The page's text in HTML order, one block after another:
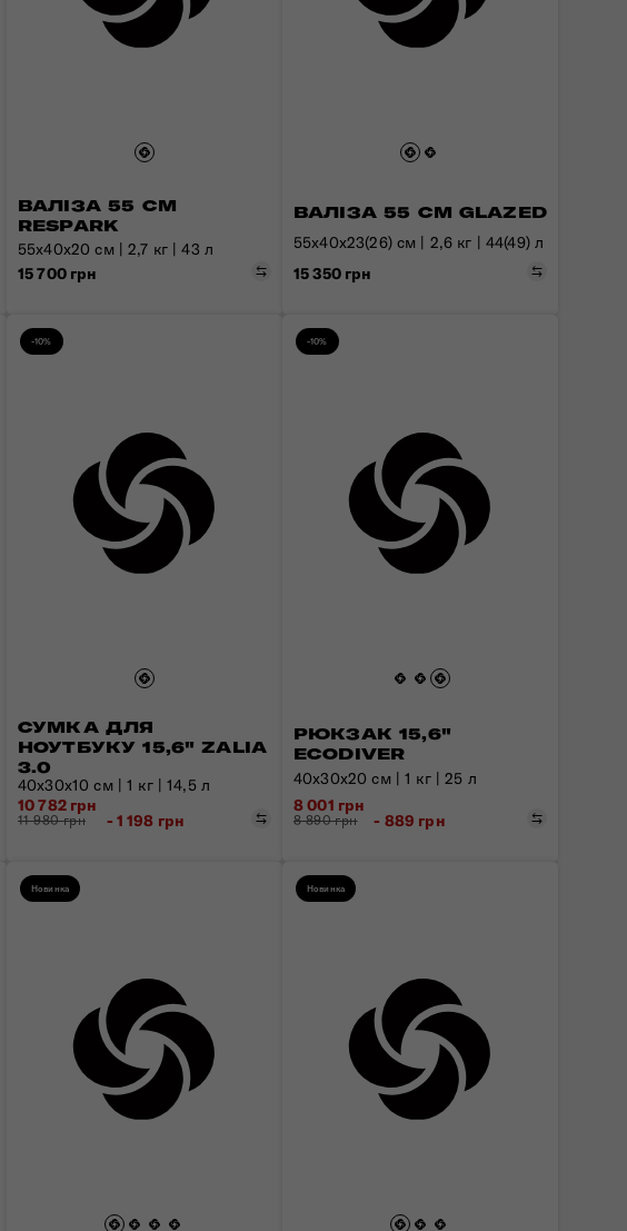
Порівняти
ВАЛІЗА 55 СМ
RESPARK
Порівняти
55x40x20 см | 2,7 кг | 43 л
15 700 грн
ВАЛІЗА 55 СМ GLAZED
55x40x23(26) см | 2,6 кг | 44(49) л
15 350 грн
Порівняти
-10%
СУМКА ДЛЯ
НОУТБУКУ 15,6" ZALIA
3.0
Порівняти
40x30x10 см | 1 кг | 14,5 л
10 782 грн
11 980 грн - 1 198 грн
-10%
РЮКЗАК 15,6"
ECODIVER
40x30x20 см | 1 кг | 25 л
8 001 грн
8 890 грн - 889 грн
Новинка Новинка